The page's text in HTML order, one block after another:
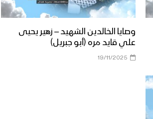
وصايا الخالدين الشهيد – زهير يحيى
علي قايد مره (أبو جبريل)
19/11/2025